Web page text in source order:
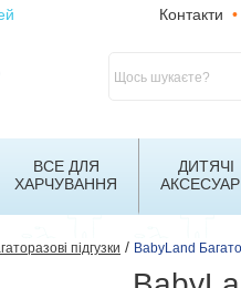
Контакти •
ВСЕ ДЛЯ
ХАРЧУВАННЯ
ДИТЯЧІ
підгузки / BabyLand